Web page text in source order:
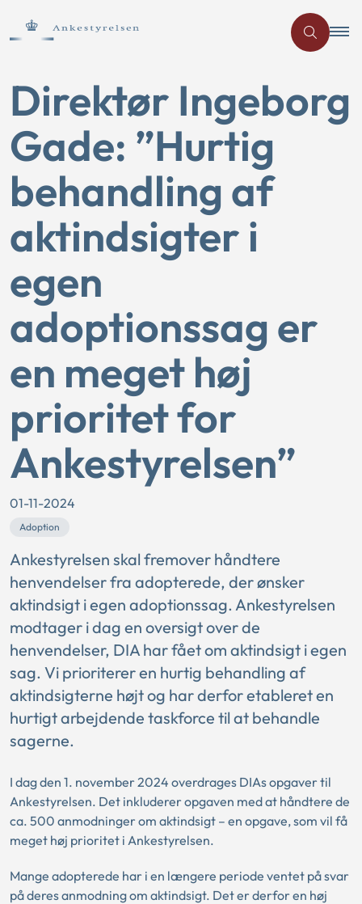
Direktør Ingeborg
Gade: ”Hurtig
behandling af
aktindsigter i
egen
adoptionssag er
en meget høj
prioritet for
Ankestyrelsen”
01-11-2024
Adoption
Ankestyrelsen skal fremover håndtere
henvendelser fra adopterede, der ønsker
aktindsigt i egen adoptionssag. Ankestyrelsen
modtager i dag en oversigt over de
henvendelser, DIA har fået om aktindsigt i egen
sag. Vi prioriterer en hurtig behandling af
aktindsigterne højt og har derfor etableret en
hurtigt arbejdende taskforce til at behandle
sagerne.
I dag den 1. november 2024 overdrages DIAs opgaver til
Ankestyrelsen. Det inkluderer opgaven med at håndtere de
ca. 500 anmodninger om aktindsigt – en opgave, som vil få
meget høj prioritet i Ankestyrelsen.
Mange adopterede har i en længere periode ventet på svar
på deres anmodning om aktindsigt. Det er derfor en høj